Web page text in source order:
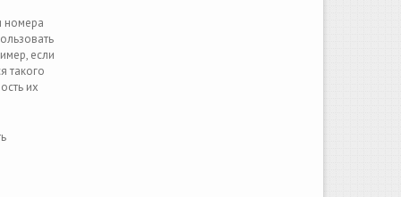
номера
если
такого
их